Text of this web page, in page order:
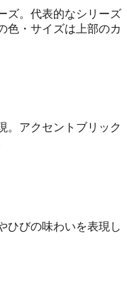
ズ。代表的なシリーズ
色・サイズは上部のカ
。アクセントブリック
ひびの味わいを表現し